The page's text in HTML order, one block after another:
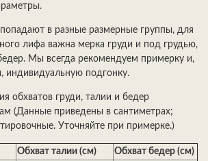
в разные размерные группы, для
лифа важна мерка груди и под грудью,
Мы всегда рекомендуем примерку и,
индивидуальную подгонку.
обхватов груди, талии и бедер
(Данные приведены в сантиметрах;
Уточняйте при примерке.)
Обхват талии (см)
Обхват бедер (см)